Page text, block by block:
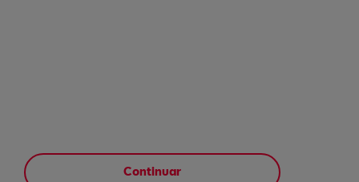
Continuar